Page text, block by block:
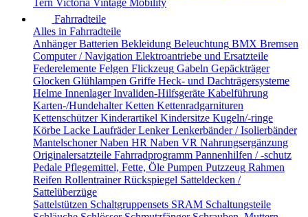
Fahrradteile
Alles in Fahrradteile
Anhänger Batterien Bekleidung Beleuchtung BMX Bremsen
Computer / Navigation Elektroantriebe und Ersatzteile
Federelemente Felgen Flickzeug Gabeln Gepäckträger
Glocken Glühlampen Griffe Heck- und Dachträgersysteme
Helme Innenlager Invaliden-Hilfsgeräte Kabelführung
Karten-/Hundehalter Ketten Kettenradgarnituren
Kettenschützer Kinderartikel Kindersitze Kugeln/-ringe
Körbe Lacke Laufräder Lenker Lenkerbänder / Isolierbänder
Mantelschoner Naben HR Naben VR Nahrungsergänzung
Originalersatzteile Fahrradprogramm Pannenhilfen / -schutz
Pedale Pflegemittel, Fette, Öle Pumpen Putzzeug Rahmen
Reifen Rollentrainer Rückspiegel Satteldecken /
Sattelüberzüge
Sattelstützen Schaltgruppensets SRAM Schaltungsteile